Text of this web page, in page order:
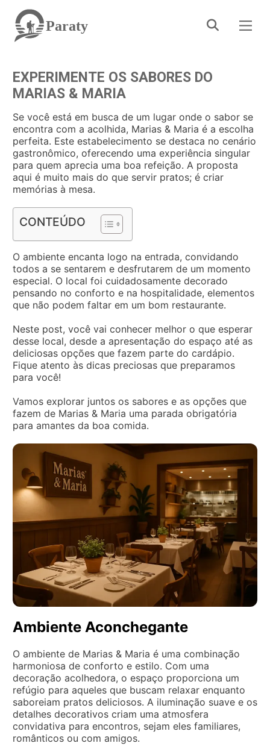
Paraty
EXPERIMENTE OS SABORES DO
MARIAS & MARIA
Se você está em busca de um lugar onde o sabor se
encontra com a acolhida, Marias & Maria é a escolha
perfeita. Este estabelecimento se destaca no cenário
gastronômico, oferecendo uma experiência singular
para quem aprecia uma boa refeição. A proposta
aqui é muito mais do que servir pratos; é criar
memórias à mesa.
CONTEÚDO
O ambiente encanta logo na entrada, convidando
todos a se sentarem e desfrutarem de um momento
especial. O local foi cuidadosamente decorado
pensando no conforto e na hospitalidade, elementos
que não podem faltar em um bom restaurante.
Neste post, você vai conhecer melhor o que esperar
desse local, desde a apresentação do espaço até as
deliciosas opções que fazem parte do cardápio.
Fique atento às dicas preciosas que preparamos
para você!
Vamos explorar juntos os sabores e as opções que
fazem de Marias & Maria uma parada obrigatória
para amantes da boa comida.
Ambiente Aconchegante
O ambiente de Marias & Maria é uma combinação
harmoniosa de conforto e estilo. Com uma
decoração acolhedora, o espaço proporciona um
refúgio para aqueles que buscam relaxar enquanto
saboreiam pratos deliciosos. A iluminação suave e os
detalhes decorativos criam uma atmosfera
convidativa para encontros, sejam eles familiares,
românticos ou com amigos.